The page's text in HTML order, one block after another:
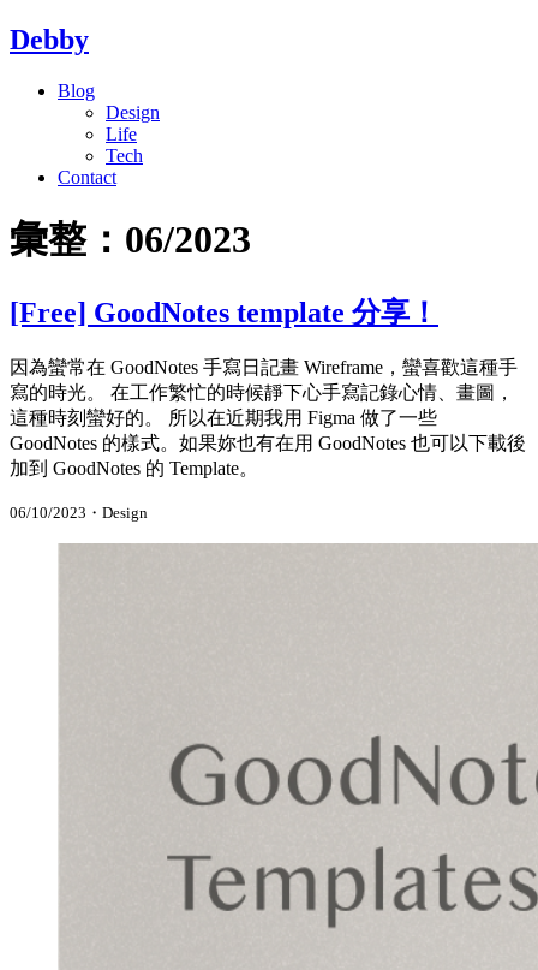
Debby
Blog
Design
Life
Tech
Contact
彙整：06/2023
[Free] GoodNotes template 分享！
因為蠻常在 GoodNotes 手寫日記畫 Wireframe，蠻喜歡這種手
寫的時光。 在工作繁忙的時候靜下心手寫記錄心情、畫圖，
這種時刻蠻好的。 所以在近期我用 Figma 做了一些
GoodNotes 的樣式。如果妳也有在用 GoodNotes 也可以下載後
加到 GoodNotes 的 Template。
06/10/2023 ・ Design